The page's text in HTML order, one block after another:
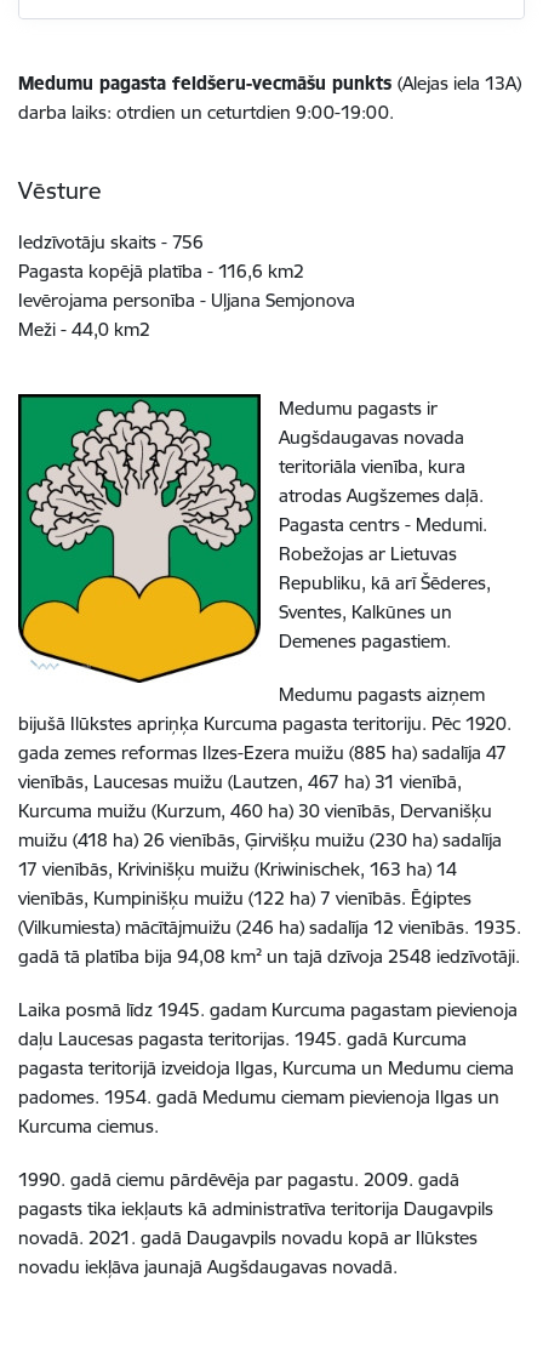
Medumu pagasta feldšeru-vecmāšu punkts (Alejas iela 13A)
darba laiks: otrdien un ceturtdien 9:00-19:00.
Vēsture
Iedzīvotāju skaits - 756
Pagasta kopējā platība - 116,6 km2
Ievērojama personība - Uļjana Semjonova
Meži - 44,0 km2
Medumu pagasts ir
Augšdaugavas novada
teritoriāla vienība, kura
atrodas Augšzemes daļā.
Pagasta centrs - Medumi.
Robežojas ar Lietuvas
Republiku, kā arī Šēderes,
Sventes, Kalkūnes un
Demenes pagastiem.
Medumu pagasts aizņem
bijušā Ilūkstes apriņķa Kurcuma pagasta teritoriju. Pēc 1920.
gada zemes reformas Ilzes-Ezera muižu (885 ha) sadalīja 47
vienībās, Laucesas muižu (Lautzen, 467 ha) 31 vienībā,
Kurcuma muižu (Kurzum, 460 ha) 30 vienībās, Dervanišķu
muižu (418 ha) 26 vienībās, Ģirvišķu muižu (230 ha) sadalīja
17 vienībās, Krivinišķu muižu (Kriwinischek, 163 ha) 14
vienībās, Kumpinišķu muižu (122 ha) 7 vienībās. Ēģiptes
(Vilkumiesta) mācītājmuižu (246 ha) sadalīja 12 vienībās. 1935.
gadā tā platība bija 94,08 km² un tajā dzīvoja 2548 iedzīvotāji.
Laika posmā līdz 1945. gadam Kurcuma pagastam pievienoja
daļu Laucesas pagasta teritorijas. 1945. gadā Kurcuma
pagasta teritorijā izveidoja Ilgas, Kurcuma un Medumu ciema
padomes. 1954. gadā Medumu ciemam pievienoja Ilgas un
Kurcuma ciemus.
1990. gadā ciemu pārdēvēja par pagastu. 2009. gadā
pagasts tika iekļauts kā administratīva teritorija Daugavpils
novadā. 2021. gadā Daugavpils novadu kopā ar Ilūkstes
novadu iekļāva jaunajā Augšdaugavas novadā.